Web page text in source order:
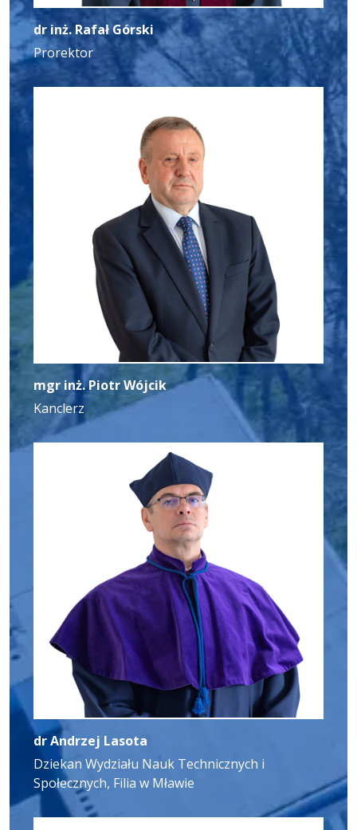
dr inż. Rafał Górski
Prorektor
mgr inż. Piotr Wójcik
Kanclerz
dr Andrzej Lasota
Dziekan Wydziału Nauk Technicznych i
Społecznych, Filia w Mławie